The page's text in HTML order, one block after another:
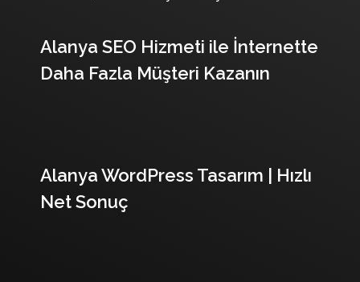
Alanya SEO Hizmeti ile İnternette
Daha Fazla Müşteri Kazanın
Alanya WordPress Tasarım | Hızlı
Net Sonuç